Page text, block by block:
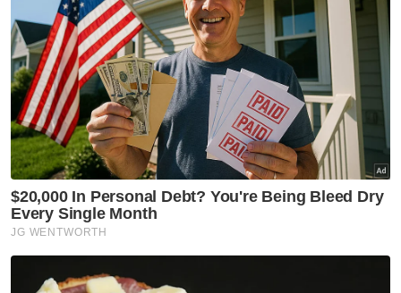
keusahawanan, kepimpinan, kesukarelawan
dan sahsiah diri.
Dalam pada itu, Pengerusi YDKMM, Ahmad
Umair Zulkefli berkata, pada siri pertama
tahun lalu, seramai 26 pelajar daripada 50
peserta berjaya menghafaz 30 juzuk dalam
tempoh tiga bulan, kebanyakan mereka
telah berjaya menempatkan diri di universiti
tempatan dan antarabangsa.
“Kali ini sasaran kita adalah 100 peratus, selain
pemilihan rapi peserta kita juga menyediakan